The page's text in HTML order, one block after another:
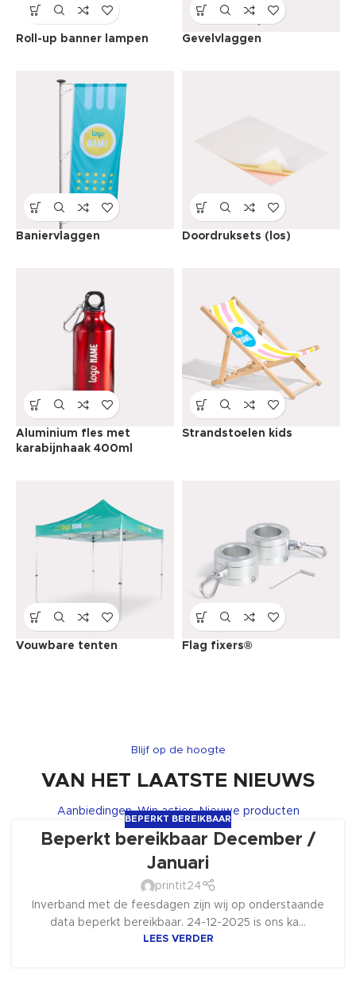
Roll-up banner lampen Gevelvlaggen
Baniervlaggen Doordruksets (los)
Aluminium fles met
karabijnhaak 400ml
Strandstoelen kids
Vouwbare tenten Flag fixers®
Blijf op de hoogte
VAN HET LAATSTE NIEUWS
Aanbiedingen, Win acties, Nieuwe producten
BEPERKT BEREIKBAAR
Beperkt bereikbaar December /
Januari
printit24
Inverband met de feesdagen zijn wij op onderstaande
data beperkt bereikbaar. 24-12-2025 is ons ka...
LEES VERDER